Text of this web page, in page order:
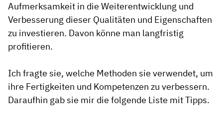
Aufmerksamkeit in die Weiterentwicklung und
Verbesserung dieser Qualitäten und Eigenschaften
zu investieren. Davon könne man langfristig
profitieren.
Ich fragte sie, welche Methoden sie verwendet, um
ihre Fertigkeiten und Kompetenzen zu verbessern.
Daraufhin gab sie mir die folgende Liste mit Tipps.